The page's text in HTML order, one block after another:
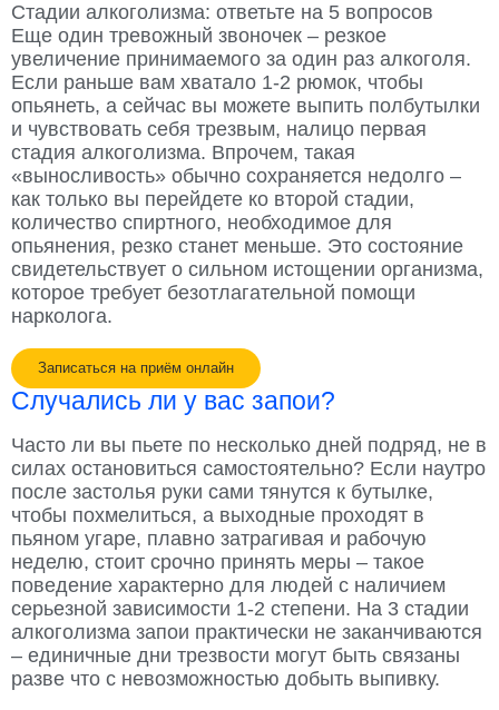
Стадии алкоголизма: ответьте на 5 вопросов
Еще один тревожный звоночек – резкое
увеличение принимаемого за один раз алкоголя.
Если раньше вам хватало 1-2 рюмок, чтобы
опьянеть, а сейчас вы можете выпить полбутылки
и чувствовать себя трезвым, налицо первая
стадия алкоголизма. Впрочем, такая
«выносливость» обычно сохраняется недолго –
как только вы перейдете ко второй стадии,
количество спиртного, необходимое для
опьянения, резко станет меньше. Это состояние
свидетельствует о сильном истощении организма,
которое требует безотлагательной помощи
нарколога.
Записаться на приём онлайн
Случались ли у вас запои?
Часто ли вы пьете по несколько дней подряд, не в
силах остановиться самостоятельно? Если наутро
после застолья руки сами тянутся к бутылке,
чтобы похмелиться, а выходные проходят в
пьяном угаре, плавно затрагивая и рабочую
неделю, стоит срочно принять меры – такое
поведение характерно для людей с наличием
серьезной зависимости 1-2 степени. На 3 стадии
алкоголизма запои практически не заканчиваются
– единичные дни трезвости могут быть связаны
разве что с невозможностью добыть выпивку.